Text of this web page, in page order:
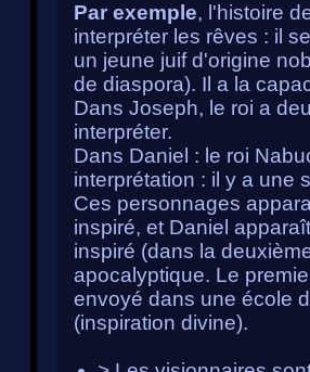
Par exemple, l'histoire
interpréter les rêves : il
un jeune juif d'origine
de diaspora). Il a la
Dans Joseph, le roi a
interpréter.
Dans Daniel : le roi
interprétation : il y a une
Ces personnages
inspiré, et Daniel
inspiré (dans la
apocalyptique. Le
envoyé dans une école
(inspiration divine).